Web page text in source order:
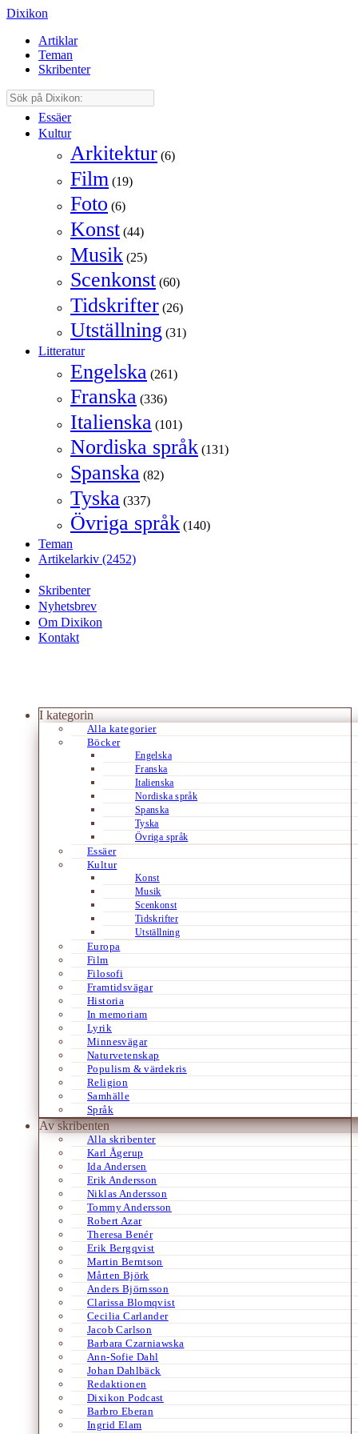
Dixikon
Artiklar
Teman
Skribenter
Essäer
Kultur
Arkitektur (6)
Film (19)
Foto (6)
Konst (44)
Musik (25)
Scenkonst (60)
Tidskrifter (26)
Utställning (31)
Litteratur
Engelska (261)
Franska (336)
Italienska (101)
Nordiska språk (131)
Spanska (82)
Tyska (337)
Övriga språk (140)
Teman
Artikelarkiv (2452)
Skribenter
Nyhetsbrev
Om Dixikon
Kontakt
I kategorin
Alla kategorier
Böcker
Engelska
Franska
Italienska
Nordiska språk
Spanska
Tyska
Övriga språk
Essäer
Kultur
Konst
Musik
Scenkonst
Tidskrifter
Utställning
Europa
Film
Filosofi
Framtidsvägar
Historia
In memoriam
Lyrik
Minnesvägar
Naturvetenskap
Populism & värdekris
Religion
Samhälle
Språk
Av skribenten
Alla skribenter
Karl Ågerup
Ida Andersen
Erik Andersson
Niklas Andersson
Tommy Andersson
Robert Azar
Theresa Benér
Erik Bergqvist
Martin Berntson
Mårten Björk
Anders Björnsson
Clarissa Blomqvist
Cecilia Carlander
Jacob Carlson
Barbara Czarniawska
Ann-Sofie Dahl
Johan Dahlbäck
Redaktionen
Dixikon Podcast
Barbro Eberan
Ingrid Elam